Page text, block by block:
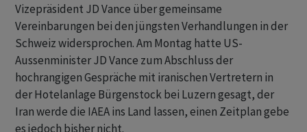
Vizepräsident JD Vance über gemeinsame
Vereinbarungen bei den jüngsten Verhandlungen in der
Schweiz widersprochen. Am Montag hatte US-
Aussenminister JD Vance zum Abschluss der
hochrangigen Gespräche mit iranischen Vertretern in
der Hotelanlage Bürgenstock bei Luzern gesagt, der
Iran werde die IAEA ins Land lassen, einen Zeitplan gebe
es jedoch bisher nicht.